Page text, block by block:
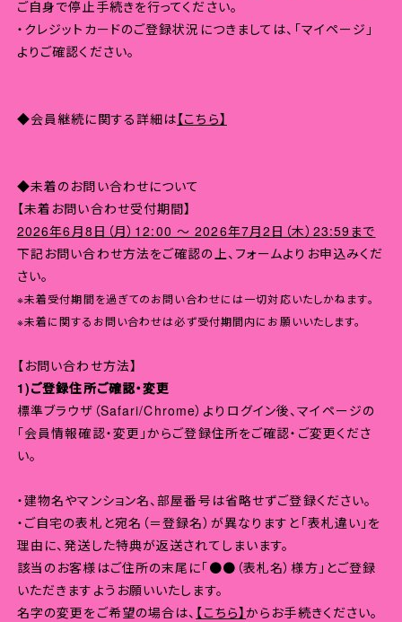
ご自身で停止手続きを行ってください。
・クレジットカードのご登録状況につきましては、「マイページ」
よりご確認ください。
◆会員継続に関する詳細は【こちら】
◆未着のお問い合わせについて
【未着お問い合わせ受付期間】
2026年6月8日（月）12:00 ～ 2026年7月2日（木）23:59まで
下記お問い合わせ方法をご確認の上、フォームよりお申込みくだ
さい。
※未着受付期間を過ぎてのお問い合わせには一切対応いたしかねます。
※未着に関するお問い合わせは必ず受付期間内にお願いいたします。
【お問い合わせ方法】
1)ご登録住所ご確認・変更
標準ブラウザ（Safari/Chrome）よりログイン後、マイページの
「会員情報確認・変更」からご登録住所をご確認・ご変更くださ
い。
・建物名やマンション名、部屋番号は省略せずご登録ください。
・ご自宅の表札と宛名（＝登録名）が異なりますと「表札違い」を
理由に、発送した特典が返送されてしまいます。
該当のお客様はご住所の末尾に「●●（表札名）様方」とご登録
いただきますようお願いいたします。
名字の変更をご希望の場合は、 【こちら】からお手続きください。